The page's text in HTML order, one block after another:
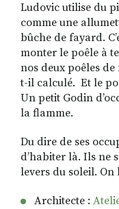
Ludovic utilise du
comme une
bûche de fayard.
monter le poêle à
nos deux poêles de
t-il calculé. Et le
Un petit Godin
la flamme.
Du dire de ses
d’habiter là. Ils ne
levers du soleil.
Architecte :